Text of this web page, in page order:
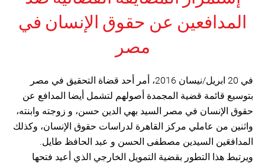
المدافعين عن حقوق الإنسان في
مصر
في 20 ابريل/نيسان 2016، أمر أحد قضاة التحقيق في مصر
بتوسيع قائمة قضية المجمدة أصولهم لتشمل أيضا المدافع عن
حقوق الإنسان في مصر السيد بهي الدين حسن، و زوجته وابنته،
واثنين من عاملي مركز القاهرة لدراسات حقوق الإنسان، وكذلك
المدافعَين السيدين مصطفى الحسن و عبد الحافظ طايل.
ويرتبط هذا التطور بقضية التمويل الخارجي الذي أعيد فتحها